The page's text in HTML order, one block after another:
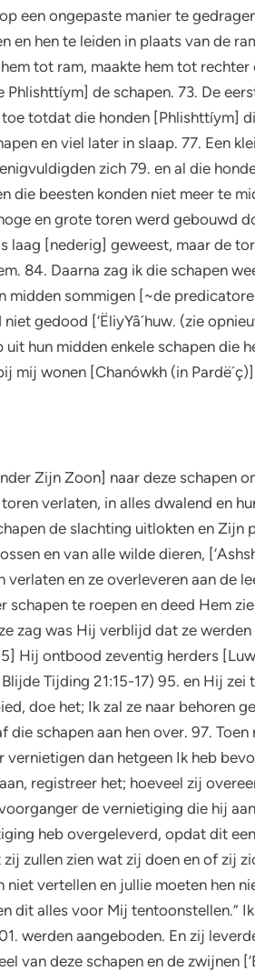
een ongepaste manier te
en hen te leiden in plaats van de
tot ram, maakte hem tot
de schapen. 73. De
totdat die honden [Phlishttíym]
en viel later in slaap. 77. Een
zich 79. en al die
die beesten konden niet meer te
en grote toren werd
laag [nederig] geweest, maar de
84. Daarna zag ik die schapen
midden sommigen [~de
gedood [‘ËliyYâ´huw. (zie
hun midden enkele schapen
mij wonen [Chanówkh (in
Zijn Zoon] naar deze schapen
verlaten, in alles dwalend en
de slachting uitlokten en
en van alle wilde dieren,
en ze overleveren aan de
te roepen en deed Hem
zag was Hij verblijd dat ze
Hij ontbood zeventig herders
Tijding 21:15-17) 95. en Hij
doe het; Ik zal ze naar behoren
die schapen aan hen over. 97.
dan hetgeen Ik heb
registreer het; hoeveel zij
de vernietiging die hij
heb overgeleverd, opdat dit
zullen zien wat zij doen en of zij
vertellen en jullie moeten hen
dit alles voor Mij tentoonstellen.”
werden aangeboden. En zij
van deze schapen en de zwijnen